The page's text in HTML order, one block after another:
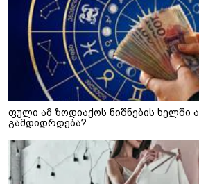
ფული ამ ზოდიაქოს ნიშნების ხელში
გამდიდრდება?